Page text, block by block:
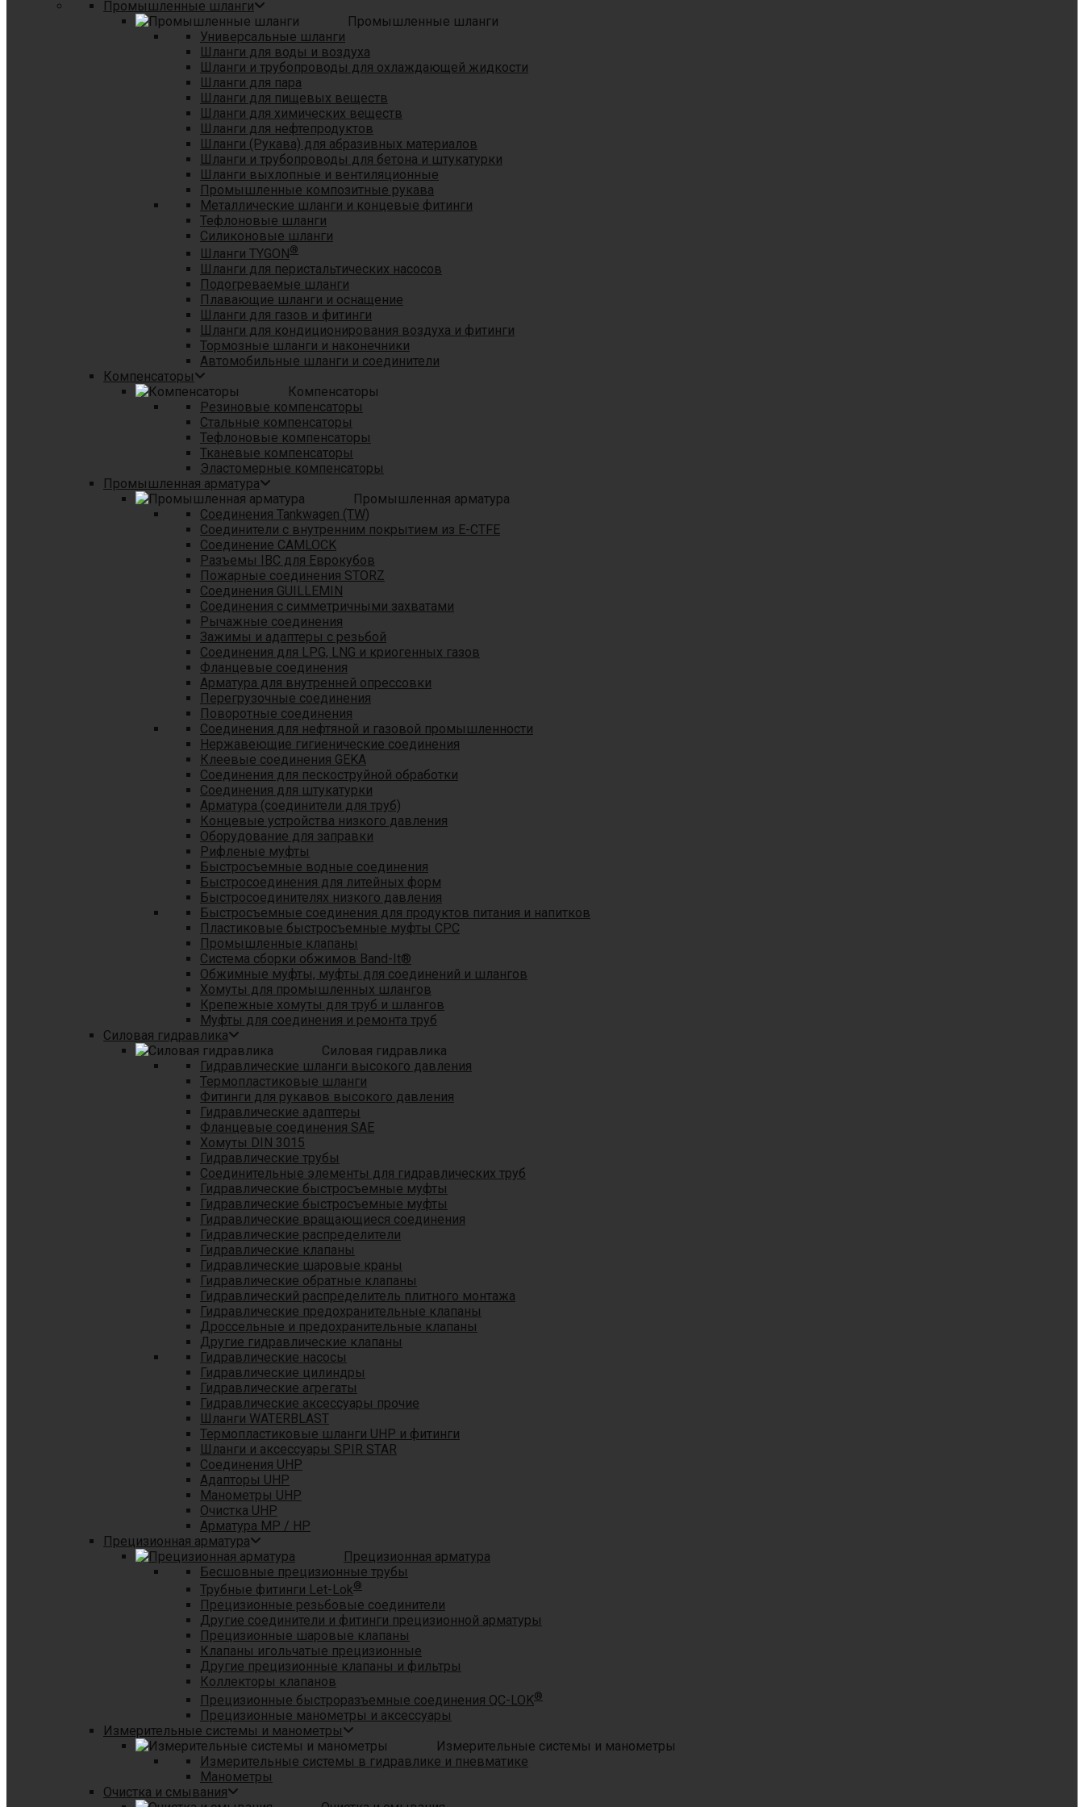
Промышленные шланги
Промышленные шланги
Универсальные шланги
Шланги для воды и воздуха
Шланги и трубопроводы для охлаждающей жидкости
Шланги для пара
Шланги для пищевых веществ
Шланги для химических веществ
Шланги для нефтепродуктов
Шланги (Рукава) для абразивных материалов
Шланги и трубопроводы для бетона и штукатурки
Шланги выхлопные и вентиляционные
Промышленные композитные рукава
Металлические шланги и концевые фитинги
Тефлоновые шланги
Силиконовые шланги
Шланги TYGON®
Шланги для перистальтических насосов
Подогреваемые шланги
Плавающие шланги и оснащение
Шланги для газов и фитинги
Шланги для кондиционирования воздуха и фитинги
Тормозные шланги и наконечники
Автомобильные шланги и соединители
Компенсаторы
Компенсаторы
Резиновые компенсаторы
Стальные компенсаторы
Тефлоновые компенсаторы
Тканевые компенсаторы
Эластомерные компенсаторы
Промышленная арматура
Промышленная арматура
Соединения Tankwagen (TW)
Соединители с внутренним покрытием из E-CTFE
Соединение CAMLOCK
Разъемы IBC для Еврокубов
Пожарные соединения STORZ
Соединения GUILLEMIN
Соединения с симметричными захватами
Рычажные соединения
Зажимы и адаптеры с резьбой
Соединения для LPG, LNG и криогенных газов
Фланцевые соединения
Арматура для внутренней опрессовки
Перегрузочные соединения
Поворотные соединения
Соединения для нефтяной и газовой промышленности
Нержавеющие гигиенические соединения
Клеевые соединения GEKA
Соединения для пескоструйной обработки
Cоединения для штукатурки
Арматура (соединители для труб)
Концевые устройства низкого давления
Оборудование для заправки
Рифленые муфты
Быстросъемные водные соединения
Быстросоединения для литейных форм
Быстросоединителях низкого давления
Быстросъемные соединения для продуктов питания и напитков
Пластиковые быстросъемные муфты CPC
Промышленные клапаны
Система сборки обжимов Band-It®
Обжимные муфты, муфты для соединений и шлангов
Хомуты для промышленных шлангов
Крепежные хомуты для труб и шлангов
Муфты для соединения и ремонта труб
Силовая гидравлика
Силовая гидравлика
Гидравлические шланги высокого давления
Термопластиковые шланги
Фитинги для рукавов высокого давления
Гидравлические адаптеры
Фланцевые соединения SAE
Хомуты DIN 3015
Гидравлические трубы
Соединительные элементы для гидравлических труб
Гидравлические быстросъемные муфты
Гидравлические быстросъемные муфты
Гидравлические вращающиеся соединения
Гидравлические распределители
Гидравлические клапаны
Гидравлические шаровые краны
Гидравлические обратные клапаны
Гидравлический распределитель плитного монтажа
Гидравлические предохранительные клапаны
Дроссельные и предохранительные клапаны
Другие гидравлические клапаны
Гидравлические насосы
Гидравлические цилиндры
Гидравлические агрегаты
Гидравлические аксессуары прочие
Шланги WATERBLAST
Термопластиковые шланги UHP и фитинги
Шланги и аксессуары SPIR STAR
Соединения UHP
Адапторы UHP
Манометры UHP
Очистка UHP
Арматура MP / HP
Прецизионная арматура
Прецизионная арматура
Бесшовные прецизионные трубы
Трубные фитинги Let-Lok®
Прецизионные резьбовые соединители
Другие соединители и фитинги прецизионной арматуры
Прецизионные шаровые клапаны
Клапаны игольчатые прецизионные
Другие прецизионные клапаны и фильтры
Коллекторы клапанов
Прецизионные быстроразъемные соединения QC-LOK®
Прецизионные манометры и аксессуары
Измерительные системы и манометры
Измерительные системы и манометры
Измерительные системы в гидравлике и пневматике
Манометры
Очистка и смывания